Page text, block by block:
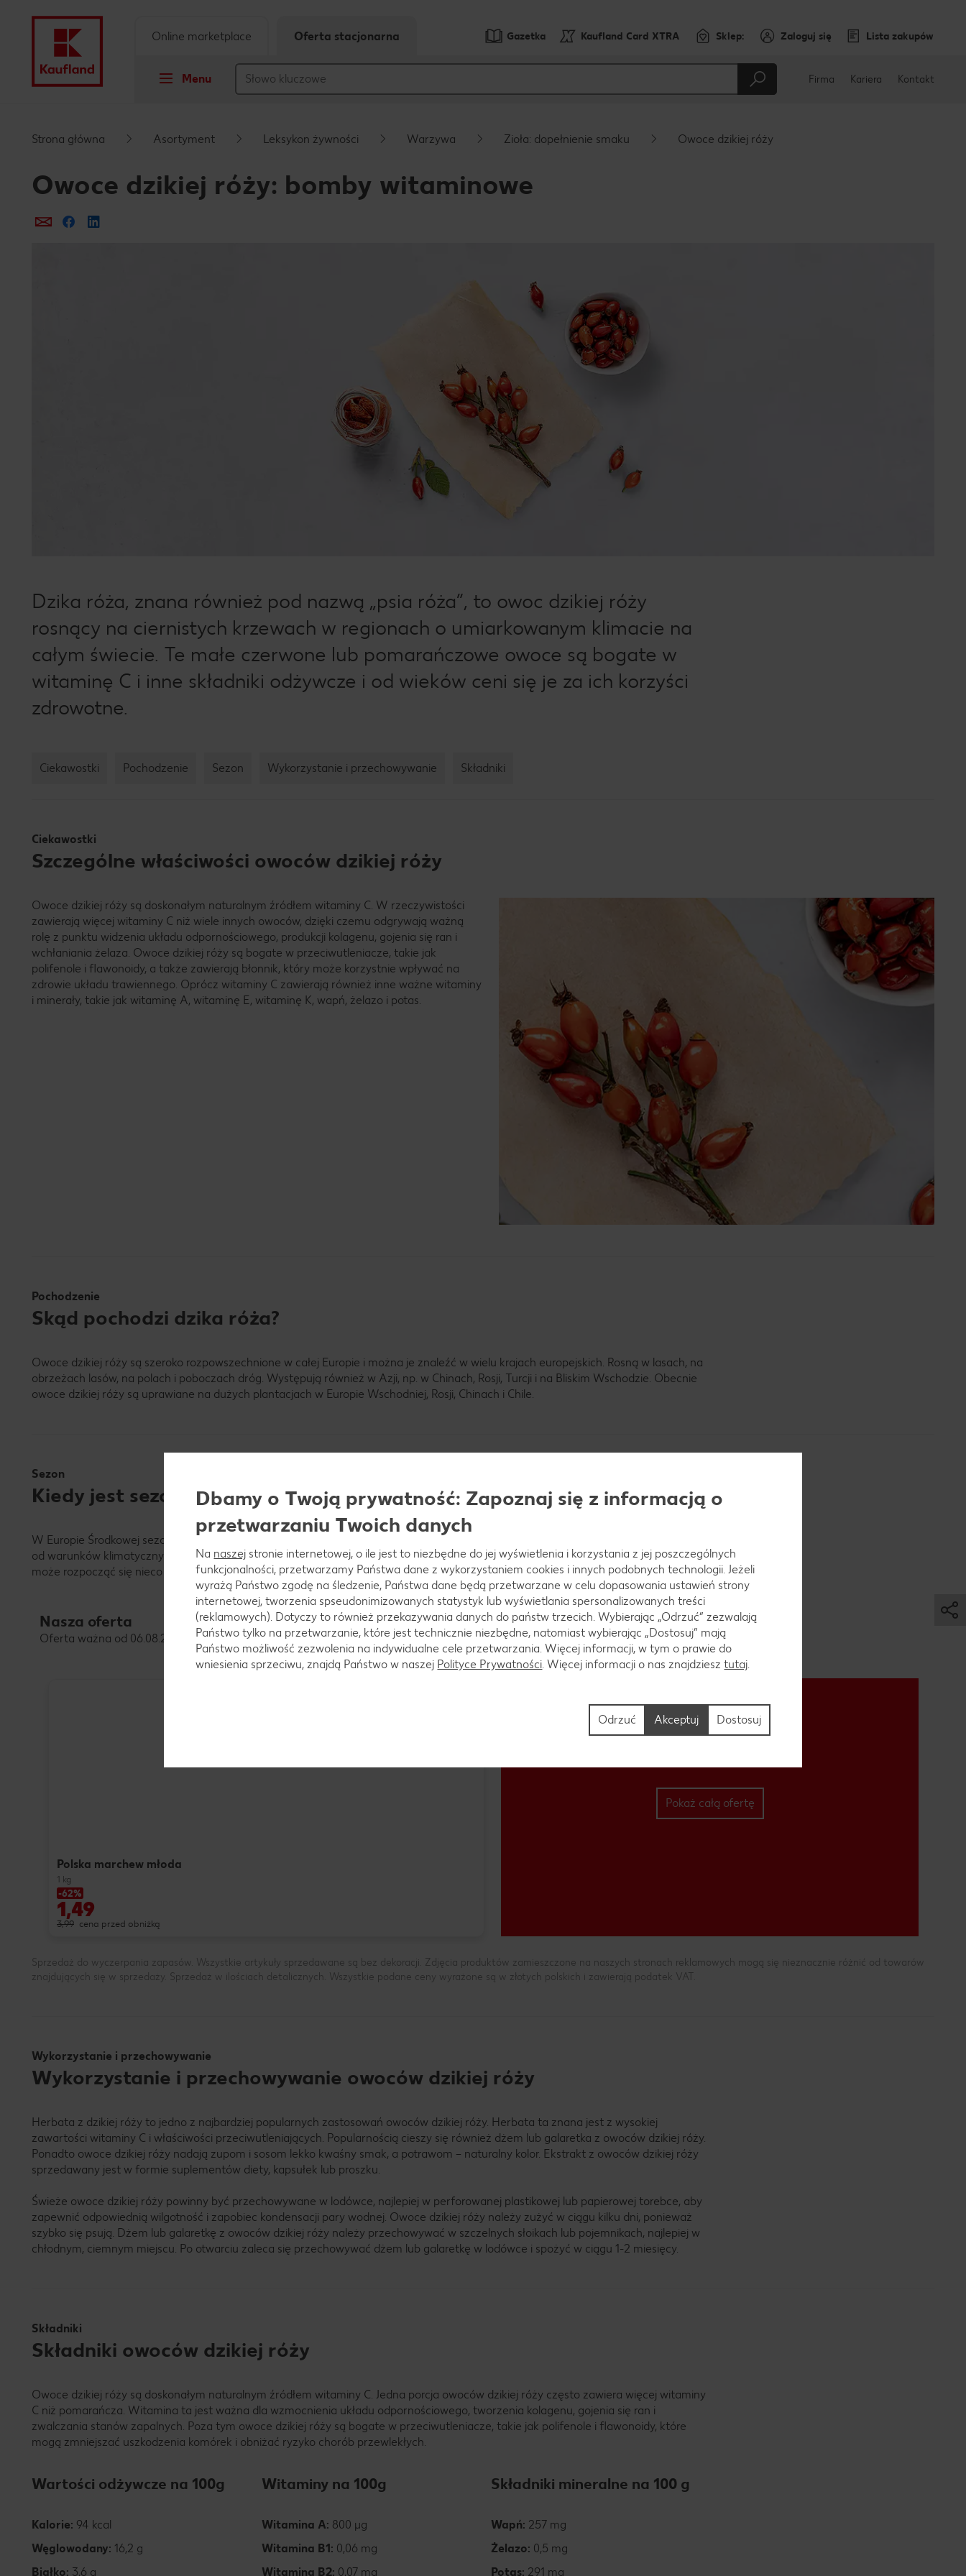
Gazetka Kaufland Card XTRA Sklep: Zaloguj się Lista zakupów
Menu
Online marketplace Oferta stacjonarna
Firma Kariera Kontakt
Strona główna Asortyment Leksykon żywności Warzywa Zioła: dopełnienie smaku Owoce dzikiej róży
Owoce dzikiej róży: bomby witaminowe
Prześlij e-mailem
Udostępnij na Facebooku
Dzika róża, znana również pod nazwą „psia róża”, to owoc dzikiej róży
rosnący na ciernistych krzewach w regionach o umiarkowanym klimacie na
całym świecie. Te małe czerwone lub pomarańczowe owoce są bogate w
witaminę C i inne składniki odżywcze i od wieków ceni się je za ich korzyści
zdrowotne.
Ciekawostki Pochodzenie Sezon Wykorzystanie i przechowywanie Składniki
Ciekawostki
Szczególne właściwości owoców dzikiej róży
Owoce dzikiej róży są doskonałym naturalnym źródłem witaminy C. W rzeczywistości
zawierają więcej witaminy C niż wiele innych owoców, dzięki czemu odgrywają ważną
rolę z punktu widzenia układu odpornościowego, produkcji kolagenu, gojenia się ran i
wchłaniania żelaza. Owoce dzikiej róży są bogate w przeciwutleniacze, takie jak
polifenole i flawonoidy, a także zawierają błonnik, który może korzystnie wpływać na
zdrowie układu trawiennego. Oprócz witaminy C zawierają również inne ważne witaminy
i minerały, takie jak witaminę A, witaminę E, witaminę K, wapń, żelazo i potas.
Pochodzenie
Skąd pochodzi dzika róża?
Owoce dzikiej róży są szeroko rozpowszechnione w całej Europie i można je znaleźć w wielu krajach europejskich. Rosną w lasach, na
obrzeżach lasów, na polach i poboczach dróg. Występują również w Azji, np. w Chinach, Rosji, Turcji i na Bliskim Wschodzie. Obecnie
owoce dzikiej róży są uprawiane na dużych plantacjach w Europie Wschodniej, Rosji, Chinach i Chile.
Sezon
Kiedy jest sezon na owoce dzikiej róży?
W Europie Środkowej sezon na owoce dzikiej róży rozpoczyna się zwykle późnym latem i trwa od sierpnia do jesieni – w zależności
od warunków klimatycznych do około października lub nawet listopada. W krajach skandynawskich sezon na owoce dzikiej róży
może rozpocząć się nieco później ze względu na chłodniejszy klimat i trwać do wczesnej jesieni.
Nasza oferta
Oferta ważna od 06.08.2026 do 08.08.2026
Polska marchew młoda
1 kg
-62%
1,49
3,99 cena przed obniżką
Pokaż całą ofertę
Sprzedaż do wyczerpania zapasów. Wszystkie artykuły sprzedawane są bez dekoracji. Zdjęcia produktów zamieszczone na naszych stronach reklamowych mogą się nieznacznie różnić od towarów
znajdujących się w sprzedaży. Sprzedaż w ilościach detalicznych. Wszystkie podane ceny wyrażone są w złotych polskich i zawierają podatek VAT.
Wykorzystanie i przechowywanie
Wykorzystanie i przechowywanie owoców dzikiej róży
Herbata z dzikiej róży to jedno z najbardziej popularnych zastosowań owoców dzikiej róży. Herbata ta znana jest z wysokiej
zawartości witaminy C i właściwości przeciwutleniających. Popularnością cieszy się również dżem lub galaretka z owoców dzikiej róży.
Ponadto owoce dzikiej róży nadają zupom i sosom lekko kwaśny smak, a potrawom – naturalny kolor. Ekstrakt z owoców dzikiej róży
sprzedawany jest w formie suplementów diety, kapsułek lub proszku.
Świeże owoce dzikiej róży powinny być przechowywane w lodówce, najlepiej w perforowanej plastikowej lub papierowej torebce, aby
zapewnić odpowiednią wilgotność i zapobiec kondensacji pary wodnej. Owoce dzikiej róży należy zużyć w ciągu kilku dni, ponieważ
szybko się psują. Dżem lub galaretkę z owoców dzikiej róży należy przechowywać w szczelnych słoikach lub pojemnikach, najlepiej w
chłodnym, ciemnym miejscu. Po otwarciu zaleca się przechowywać dżem lub galaretkę w lodówce i spożyć w ciągu 1-2 miesięcy.
Składniki
Składniki owoców dzikiej róży
Owoce dzikiej róży są doskonałym naturalnym źródłem witaminy C. Jedna porcja owoców dzikiej róży często zawiera więcej witaminy
C niż pomarańcza. Witamina ta jest ważna dla wzmocnienia układu odpornościowego, tworzenia kolagenu, gojenia się ran i
zwalczania stanów zapalnych. Poza tym owoce dzikiej róży są bogate w przeciwutleniacze, takie jak polifenole i flawonoidy, które
mogą zmniejszać uszkodzenia komórek i obniżać ryzyko chorób przewlekłych.
Wartości odżywcze na 100g
Kalorie: 94 kcal
Węglowodany: 16,2 g
Białko: 3,6 g
Witaminy na 100g
Witamina A: 800 µg
Witamina B1: 0,06 mg
Witamina B2: 0,07 mg
Składniki mineralne na 100 g
Wapń: 257 mg
Żelazo: 0,5 mg
Potas: 291 mg
Dbamy o Twoją prywatność: Zapoznaj się z informacją o
przetwarzaniu Twoich danych
Na naszej stronie internetowej, o ile jest to niezbędne do jej wyświetlenia i korzystania z jej poszczególnych
funkcjonalności, przetwarzamy Państwa dane z wykorzystaniem cookies i innych podobnych technologii. Jeżeli
wyrażą Państwo zgodę na śledzenie, Państwa dane będą przetwarzane w celu dopasowania ustawień strony
internetowej, tworzenia spseudonimizowanych statystyk lub wyświetlania spersonalizowanych treści
(reklamowych). Dotyczy to również przekazywania danych do państw trzecich. Wybierając „Odrzuć“ zezwalają
Państwo tylko na przetwarzanie, które jest technicznie niezbędne, natomiast wybierając „Dostosuj” mają
Państwo możliwość zezwolenia na indywidualne cele przetwarzania. Więcej informacji, w tym o prawie do
wniesienia sprzeciwu, znajdą Państwo w naszej Polityce Prywatności. Więcej informacji o nas znajdziesztutaj.
Dostosuj
Odrzuć Akceptuj